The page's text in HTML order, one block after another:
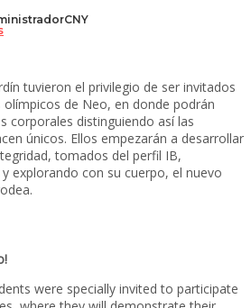
tuvieron el privilegio de ser invitados
de Neo, en donde podrán
corporales distinguiendo así las
únicos. Ellos empezarán a desarrollar
tomados del perfil IB,
explorando con su cuerpo, el nuevo
were specially invited to participate